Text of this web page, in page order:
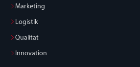
Marketing
Logistik
Qualität
Innovation